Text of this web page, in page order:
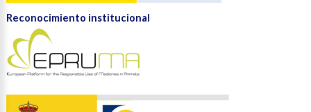
Reconocimiento institucional